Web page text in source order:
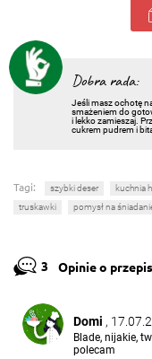
Dobra rada:
Jeśli masz ochotę
smażeniem do
i lekko zamieszaj.
cukrem pudrem i
Tagi: szybki deser kuchnia
truskawki
pomysł na
3 Opinie o
Domi ,
Blade, nijakie,
polecam